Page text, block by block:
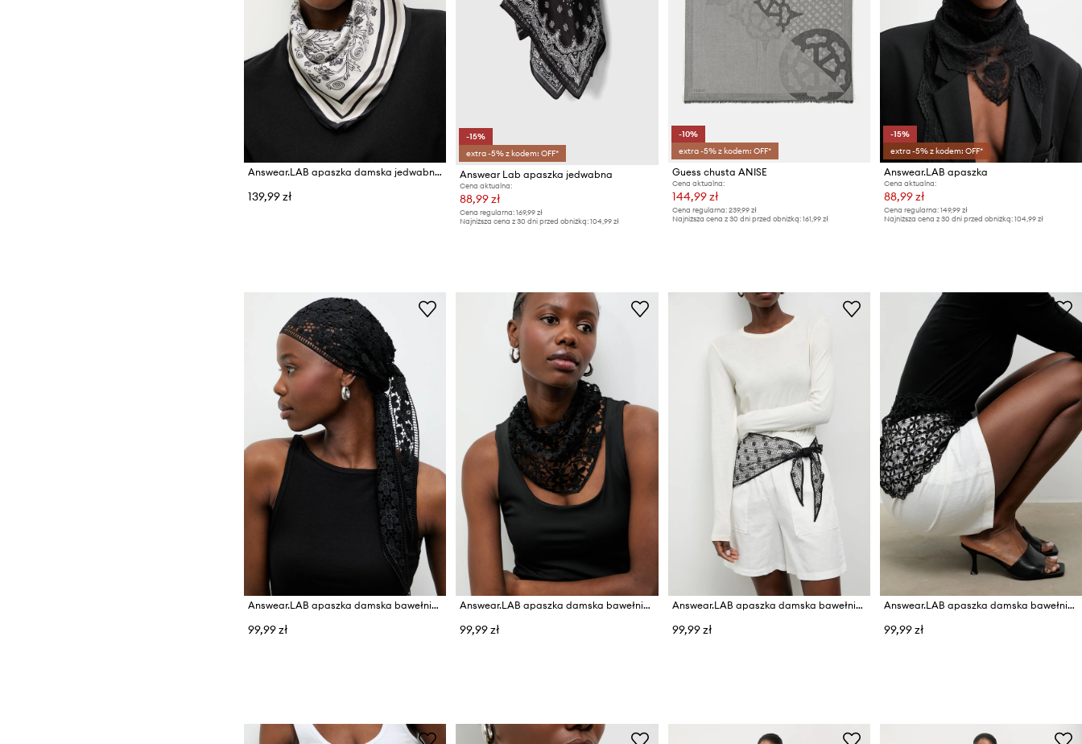
Answear.LAB apaszka damska jedwabna
139,99 zł
-15%
extra -5% z kodem: OFF*
Answear Lab apaszka jedwabna
Cena aktualna:
88,99 zł
Cena regularna: 169,99 zł
Najniższa cena z 30 dni przed obniżką: 104,99 zł
-10%
extra -5% z kodem: OFF*
Guess chusta ANISE
Cena aktualna:
144,99 zł
Cena regularna: 239,99 zł
Najniższa cena z 30 dni przed obniżką: 161,99 zł
-15%
extra -5% z kodem: OFF*
Answear.LAB apaszka
Cena aktualna:
88,99 zł
Cena regularna: 149,99 zł
Najniższa cena z 30 dni przed obniżką: 104,99 zł
Answear.LAB apaszka damska bawełniana
99,99 zł
Answear.LAB apaszka damska bawełniana
99,99 zł
Answear.LAB apaszka damska bawełniana
99,99 zł
Answear.LAB apaszka damska bawełniana
99,99 zł